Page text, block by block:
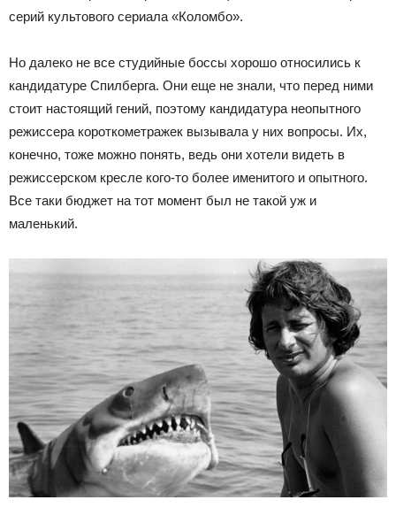
серий культового сериала «Коломбо».
Но далеко не все студийные боссы хорошо относились к
кандидатуре Спилберга. Они еще не знали, что перед ними
стоит настоящий гений, поэтому кандидатура неопытного
режиссера короткометражек вызывала у них вопросы. Их,
конечно, тоже можно понять, ведь они хотели видеть в
режиссерском кресле кого-то более именитого и опытного.
Все таки бюджет на тот момент был не такой уж и
маленький.